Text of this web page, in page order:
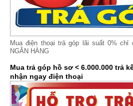
Mua điện thoại trả góp lãi suất 0% chỉ
NGÂN HÀNG
Mua trả góp hồ sơ < 6.000.000 trả
nhận ngay điện thoại